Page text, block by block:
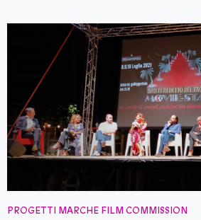
PROGETTI MARCHE FILM COMMISSION